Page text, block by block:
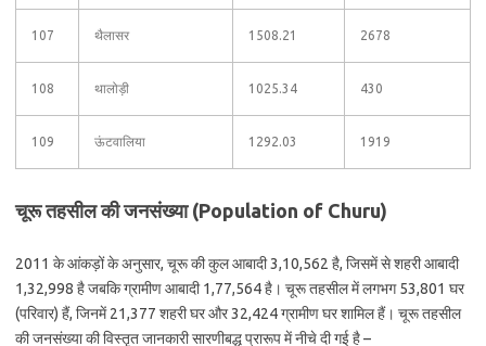
107 थैलासर 1508.21 2678
108 थालोड़ी 1025.34 430
109 ऊंटवालिया 1292.03 1919
चूरू तहसील की जनसंख्या (Population of Churu)
2011 के आंकड़ों के अनुसार, चूरू की कुल आबादी 3,10,562 है, जिसमें से शहरी आबादी
1,32,998 है जबकि ग्रामीण आबादी 1,77,564 है। चूरू तहसील में लगभग 53,801 घर
(परिवार) हैं, जिनमें 21,377 शहरी घर और 32,424 ग्रामीण घर शामिल हैं। चूरू तहसील
की जनसंख्या की विस्तृत जानकारी सारणीबद्ध प्रारूप में नीचे दी गई है –